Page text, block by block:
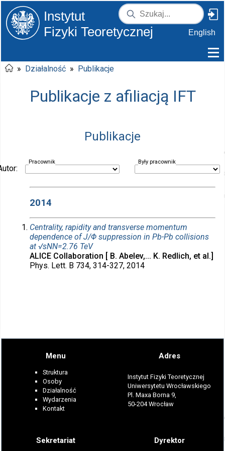
Instytut
Fizyki Teoretycznej
English
» Działalność » Publikacje
Publikacje z afiliacją IFT
Publikacje
Pracownik Były pracownik
2014
Centrality, rapidity and transverse momentum
dependence of J/Φ suppression in Pb-Pb collisions
at √sNN=2.76 TeV
ALICE Collaboration [ B. Abelev,... K. Redlich, et al.]
Phys. Lett. B 734, 314-327, 2014
Menu
Struktura
Osoby
Działalność
Wydarzenia
Kontakt
Adres
Instytut Fizyki Teoretycznej
Uniwersytetu Wrocławskiego
Pl. Maxa Borna 9,
50-204 Wrocław
Sekretariat Dyrektor